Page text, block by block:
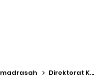
madrasah Direktorat KSKK Madrasah Usung Slogan Baru untuk Madrasah